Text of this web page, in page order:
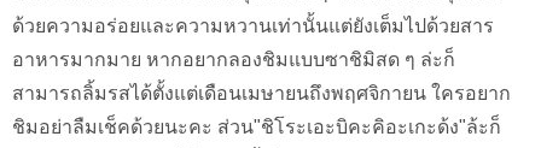
ด้วยความอร่อยและความหวานเท่านั้นแต่ยังเต็มไปด้วยสาร
อาหารมากมาย หากอยากลองชิมแบบซาชิมิสด ๆ ล่ะก็
สามารถลิ้มรสได้ตั้งแต่เดือนเมษายนถึงพฤศจิกายน ใครอยาก
ชิมอย่าลืมเช็คด้วยนะคะ ส่วน"ชิโระเอะบิคะคิอะเกะด้ง"ล้ะก็